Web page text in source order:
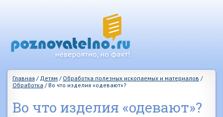
Главная / Детям / Обработка полезных ископаемых и материалов /
Обработка / Во что изделия «одевают»?
Во что изделия «одевают»?